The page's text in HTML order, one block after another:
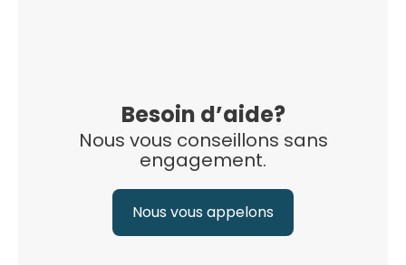
Besoin d’aide?
Nous vous conseillons sans
engagement.
Nous vous appelons